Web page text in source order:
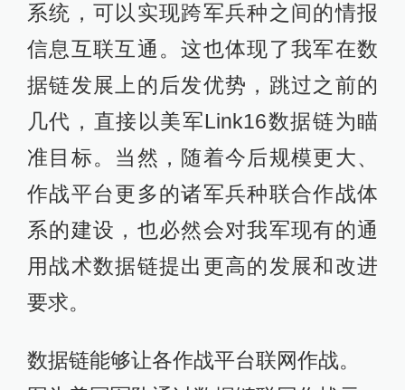
系统，可以实现跨军兵种之间的情报
信息互联互通。这也体现了我军在数
据链发展上的后发优势，跳过之前的
几代，直接以美军Link16数据链为瞄
准目标。当然，随着今后规模更大、
作战平台更多的诸军兵种联合作战体
系的建设，也必然会对我军现有的通
用战术数据链提出更高的发展和改进
要求。
数据链能够让各作战平台联网作战。